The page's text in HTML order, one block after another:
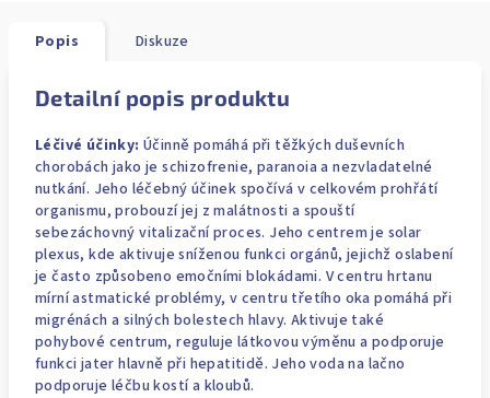
Popis Diskuze
Detailní popis produktu
Léčivé účinky: Účinně pomáhá při těžkých duševních
chorobách jako je schizofrenie, paranoia a nezvladatelné
nutkání. Jeho léčebný účinek spočívá v celkovém prohřátí
organismu, probouzí jej z malátnosti a spouští
sebezáchovný vitalizační proces. Jeho centrem je solar
plexus, kde aktivuje sníženou funkci orgánů, jejichž oslabení
je často způsobeno emočními blokádami. V centru hrtanu
mírní astmatické problémy, v centru třetího oka pomáhá při
migrénách a silných bolestech hlavy. Aktivuje také
pohybové centrum, reguluje látkovou výměnu a podporuje
funkci jater hlavně při hepatitidě. Jeho voda na lačno
podporuje léčbu kostí a kloubů.